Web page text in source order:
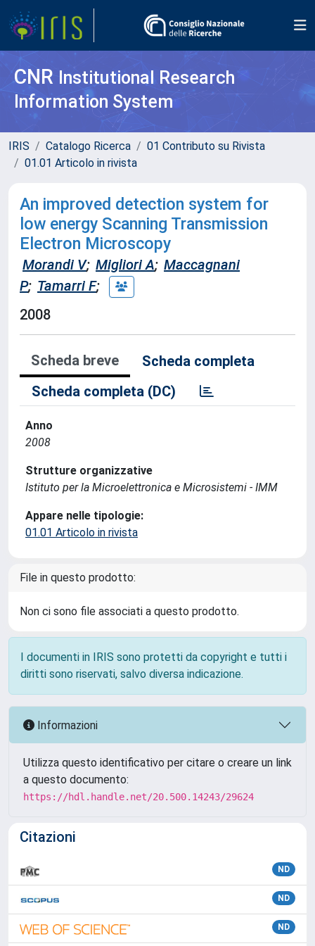
CNR Institutional Research
Information System
IRIS Catalogo Ricerca
01 Contributo su Rivista
01.01 Articolo in rivista
An improved detection system for
low energy Scanning Transmission
Electron Microscopy
Morandi V; Migliori A; Maccagnani
P; Tamarri F;
2008
Scheda breve
Scheda completa
Scheda completa (DC)
Anno
2008
Strutture organizzative
Istituto per la Microelettronica e Microsistemi - IMM
Appare nelle tipologie:
01.01 Articolo in rivista
File in questo prodotto:
Non ci sono file associati a questo prodotto.
I documenti in IRIS sono protetti da copyright e tutti i
diritti sono riservati, salvo diversa indicazione.
Informazioni
Utilizza questo identificativo per citare o creare un link
a questo documento:
https://hdl.handle.net/20.500.14243/29624
Citazioni
ND
ND
ND